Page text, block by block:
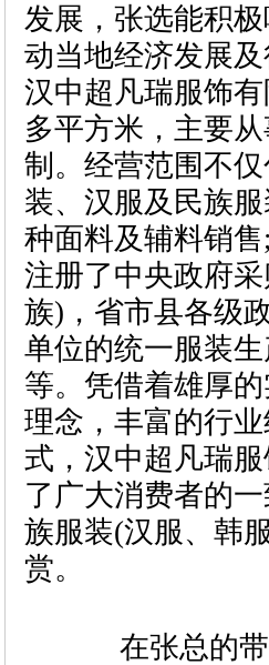
发展，张选能积
动当地经济发展
汉中超凡瑞服饰
多平方米，主要
制。经营范围不
装、汉服及民族
种面料及辅料销
注册了中央政府
族)，省市县各级
单位的统一服装
等。凭借着雄厚
理念，丰富的行
式，汉中超凡瑞
了广大消费者的
族服装(汉服、韩
赏。
在张总的带